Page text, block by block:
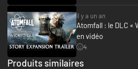
il y a un an
Atomfall : le DLC «
en vidéo
4
Produits similaires